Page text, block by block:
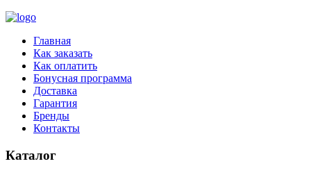
Главная
Как заказать
Как оплатить
Бонусная программа
Доставка
Гарантия
Бренды
Контакты
Каталог